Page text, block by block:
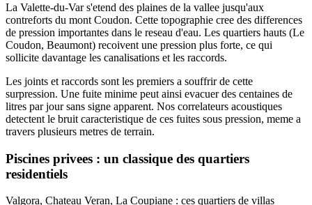
La Valette-du-Var s'etend des plaines de la vallee jusqu'aux
contreforts du mont Coudon. Cette topographie cree des differences
de pression importantes dans le reseau d'eau. Les quartiers hauts (Le
Coudon, Beaumont) recoivent une pression plus forte, ce qui
sollicite davantage les canalisations et les raccords.
Les joints et raccords sont les premiers a souffrir de cette
surpression. Une fuite minime peut ainsi evacuer des centaines de
litres par jour sans signe apparent. Nos correlateurs acoustiques
detectent le bruit caracteristique de ces fuites sous pression, meme a
travers plusieurs metres de terrain.
Piscines privees : un classique des quartiers
residentiels
Valgora, Chateau Veran, La Coupiane : ces quartiers de villas